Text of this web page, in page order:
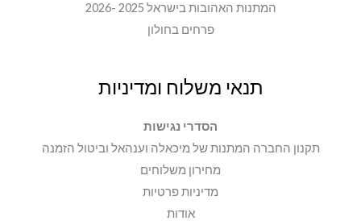
המתנות האהובות בישראל 2025 -2026
פרחים בחולון
תנאי משלוח ומדיניות
הסדרי נגישות
תקנון החברה המתנות של מיכאלה וענהאל וביטול הזמנה
מחירון משלוחים
מדיניות פרטיות
אודות